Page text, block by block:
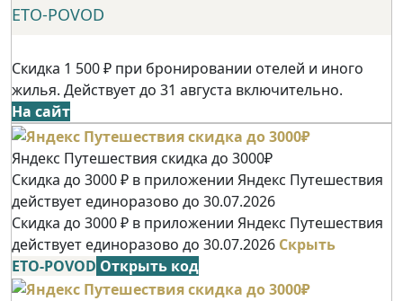
ETO-POVOD
Скидка 1 500 ₽ при бронировании отелей и иного
жилья. Действует до 31 августа включительно.
На сайт
Яндекс Путешествия скидка до 3000₽
Скидка до 3000 ₽ в приложении Яндекс Путешествия
действует единоразово до 30.07.2026
Скидка до 3000 ₽ в приложении Яндекс Путешествия
действует единоразово до 30.07.2026 Скрыть
ETO-POVOD Открыть код